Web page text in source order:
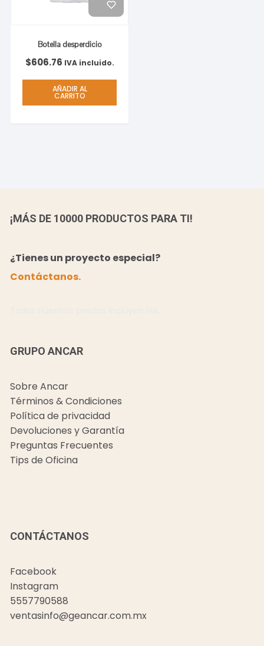
Botella desperdicio
$606.76 IVA incluido.
AÑADIR AL
CARRITO
¡MÁS DE 10000 PRODUCTOS PARA TI!
¿Tienes un proyecto especial?
Contáctanos.
GRUPO ANCAR
Sobre Ancar
Términos & Condiciones
Política de privacidad
Devoluciones y Garantía
Preguntas Frecuentes
Tips de Oficina
CONTÁCTANOS
Facebook
Instagram
5557790588
ventasinfo@geancar.com.mx